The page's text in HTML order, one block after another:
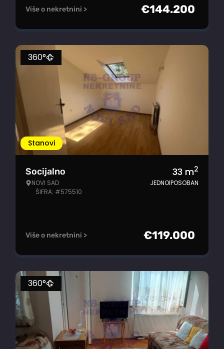
Više o nekretnini > €144.200
Stanovi
360°
Socijalno
NOVI SAD
ŠIFRA: #575510
33 m2
JEDNOIPOSOBAN
Više o nekretnini > €119.000
360°